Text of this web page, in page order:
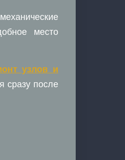
место
узлов и
сразу после